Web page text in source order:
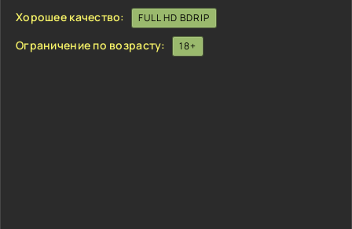
Хорошее качество:
FULL HD BDRIP
Ограничение по возрасту: 18+